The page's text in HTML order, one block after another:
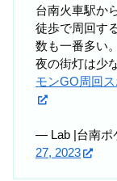
台南火車駅か
徒歩で周回す
数も一番多い。
夜の街灯は少
モンGO周回ス
— Lab |台南ポ
27, 2023